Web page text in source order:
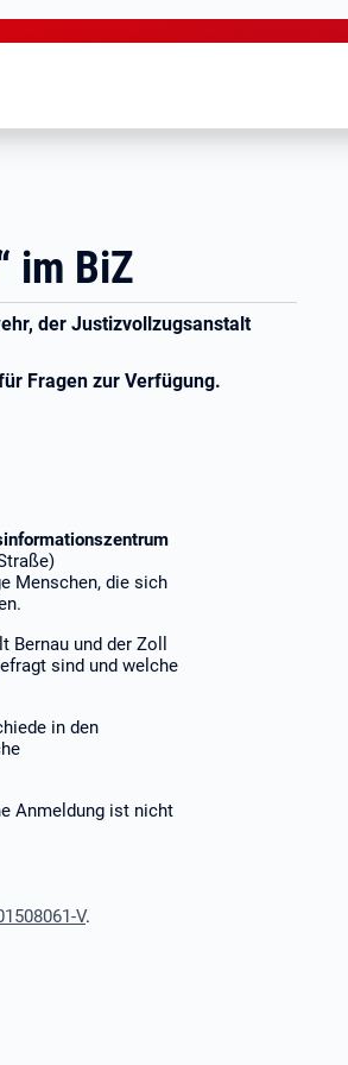
im BiZ
der Justizvollzugsanstalt
Fragen zur Verfügung.
Menschen, die sich
und der Zoll
sind und welche
in den
Anmeldung ist nicht
V.